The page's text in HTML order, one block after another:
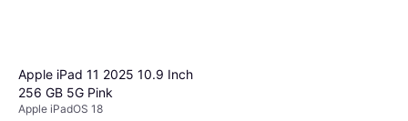
Apple iPad 11 2025 10.9 Inch
256 GB 5G Pink
Apple iPadOS 18